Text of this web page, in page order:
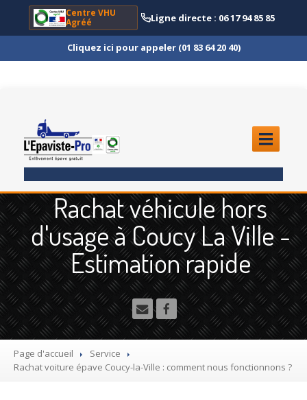
Centre VHU
Agréé
Ligne directe : 06 17 94 85 85
Cliquez ici pour appeler (01 83 64 20 40)
ENLÈVEMENTÉPAVE
Quoi?
Scooteret Moto
Camion
et Poids Lourd
Utilitaire
Démolisseuragrée VHU gratuit
Rachat véhicule hors
d'usage à Coucy La Ville -
Estimation rapide
Page d'accueil
Service
Rachatvoiture épave Coucy-la-Ville : comment nous fonctionnons ?